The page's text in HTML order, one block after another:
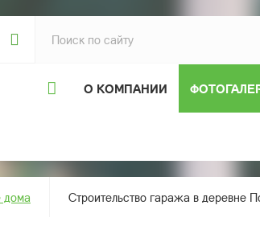
О КОМПАНИИ
дома Строительство гаража в деревне